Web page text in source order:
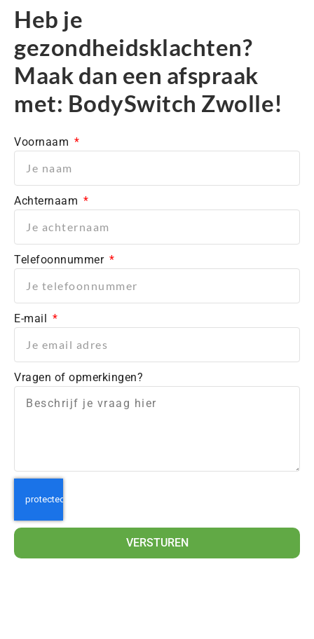
Heb je
gezondheidsklachten?
Maak dan een afspraak
met: BodySwitch Zwolle!
Voornaam
Achternaam
Telefoonnummer
E-mail
Vragen of opmerkingen?
VERSTUREN